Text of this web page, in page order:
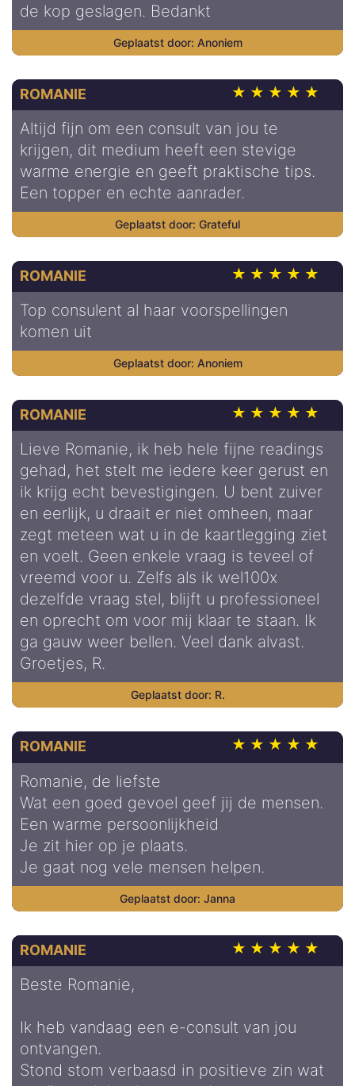
de kop geslagen. Bedankt
Anoniem
ROMANIE
Altijd fijn om een consult van jou te
krijgen, dit medium heeft een stevige
warme energie en geeft praktische tips.
Een topper en echte aanrader.
Grateful
ROMANIE
Top consulent al haar voorspellingen
komen uit
Anoniem
ROMANIE
Lieve Romanie, ik heb hele fijne readings
gehad, het stelt me iedere keer gerust en
ik krijg echt bevestigingen. U bent zuiver
en eerlijk, u draait er niet omheen, maar
zegt meteen wat u in de kaartlegging ziet
en voelt. Geen enkele vraag is teveel of
vreemd voor u. Zelfs als ik wel100x
dezelfde vraag stel, blijft u professioneel
en oprecht om voor mij klaar te staan. Ik
ga gauw weer bellen. Veel dank alvast.
Groetjes, R.
R.
ROMANIE
Romanie, de liefste
Wat een goed gevoel geef jij de mensen.
Een warme persoonlijkheid
Je zit hier op je plaats.
Je gaat nog vele mensen helpen.
Janna
ROMANIE
Beste Romanie,
Ik heb vandaag een e-consult van jou
ontvangen.
Stond stom verbaasd in positieve zin wat